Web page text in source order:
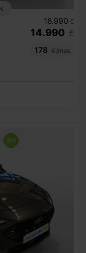
€
16.990 €
14.990 €
178
€/mes